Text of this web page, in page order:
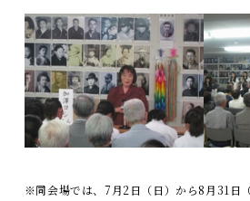
※同会場では、7月2日（日）から8月31日